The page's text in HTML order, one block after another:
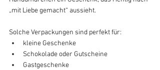
„mit Liebe gemacht“ aussieht.
Solche Verpackungen sind perfekt für:
kleine Geschenke
Schokolade oder Gutscheine
Gastgeschenke